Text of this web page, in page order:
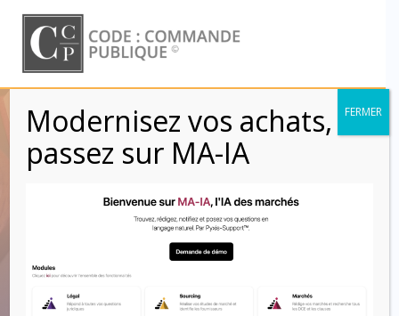
to
content
Examen des
candidatures
(Clauses)
Code : Commande Publique
Modernisez vos achats,
passez sur MA-IA
FERMER